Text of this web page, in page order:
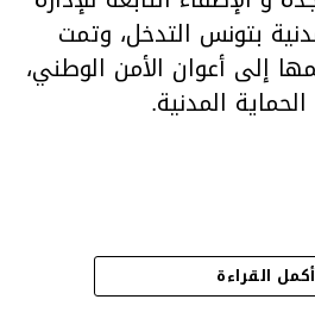
بتونس التدخل، وتمت
إلى أعوان الأمن الوطني،
المدنية.
أكمل القراءة